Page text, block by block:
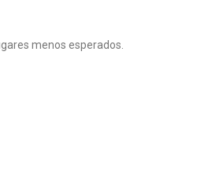
menos esperados.